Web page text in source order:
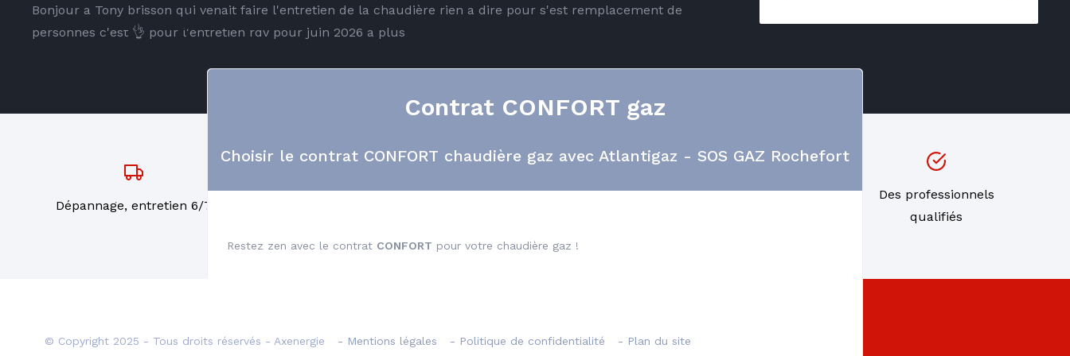
Chaudière GAZ
Contrat CONFORT gaz
Choisir le contrat CONFORT chaudière gaz avec Atlantigaz - SOS GAZ Rochefort
Restez zen avec le contrat CONFORT pour votre chaudière gaz !
Bonjour a Tony brisson qui venait faire l'entretien de la chaudière rien a dire pour s'est remplacement de
personnes c'est 👌 pour l'entretien rdv pour juin 2026 a plus
Dépannage, entretien 6/7
Installation et
Un réseau de plus de
Des professionnels
qualifiés
© Copyright 2025 - Tous droits réservés - Axenergie - Mentions légales - Politique de confidentialité - Plan du site